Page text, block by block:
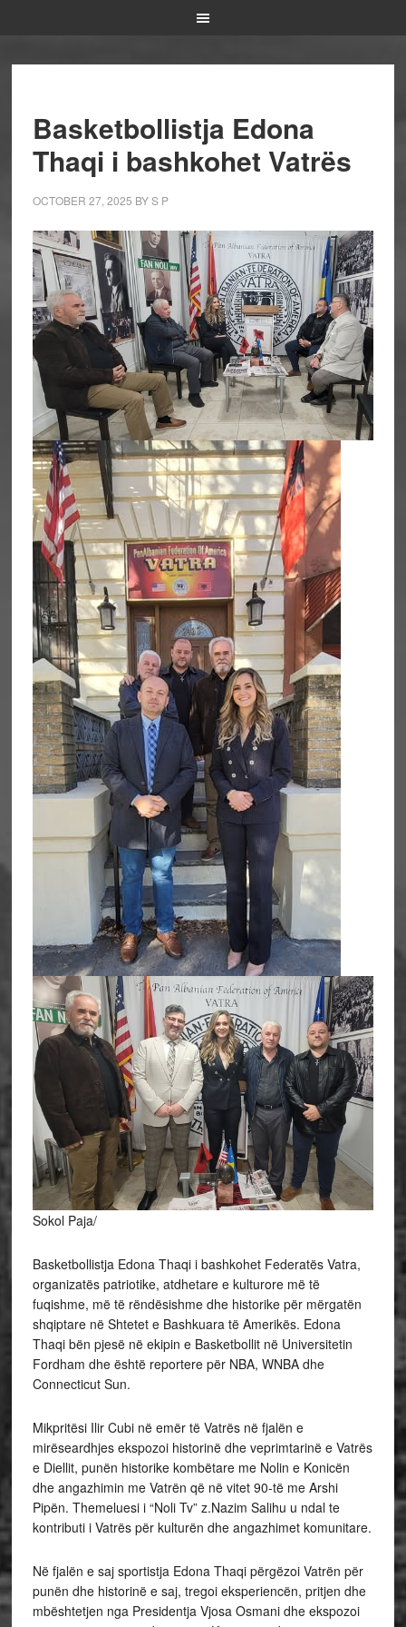
Basketbollistja Edona
Thaqi i bashkohet Vatrës
OCTOBER 27, 2025 BYS P
Sokol Paja/
Basketbollistja Edona Thaqi i bashkohet Federatës Vatra,
organizatës patriotike, atdhetare e kulturore më të
fuqishme, më të rëndësishme dhe historike për mërgatën
shqiptare në Shtetet e Bashkuara të Amerikës. Edona
Thaqi bën pjesë në ekipin e Basketbollit në Universitetin
Fordham dhe është reportere për NBA, WNBA dhe
Connecticut Sun.
Mikpritësi Ilir Cubi në emër të Vatrës në fjalën e
mirëseardhjes ekspozoi historinë dhe veprimtarinë e Vatrës
e Diellit, punën historike kombëtare me Nolin e Konicën
dhe angazhimin me Vatrën që në vitet 90-të me Arshi
Pipën. Themeluesi i “Noli Tv” z.Nazim Salihu u ndal te
kontributi i Vatrës për kulturën dhe angazhimet komunitare.
Në fjalën e saj sportistja Edona Thaqi përgëzoi Vatrën për
punën dhe historinë e saj, tregoi eksperiencën, pritjen dhe
mbështetjen nga Presidentja Vjosa Osmani dhe ekspozoi